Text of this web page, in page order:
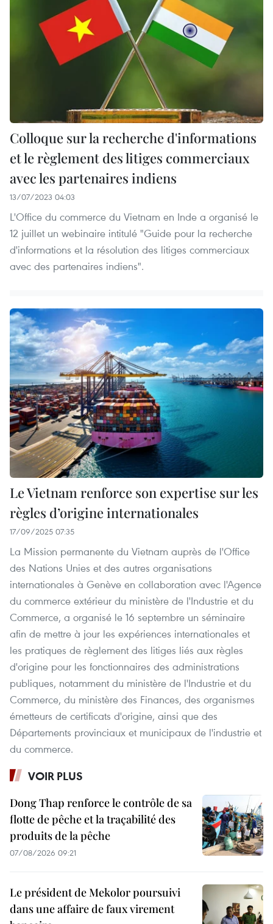
Colloque sur la recherche d'informations
et le règlement des litiges commerciaux
avec les partenaires indiens
13/07/2023 04:03
L'Office du commerce du Vietnam en Inde a organisé le
12 juillet un webinaire intitulé "Guide pour la recherche
d'informations et la résolution des litiges commerciaux
avec des partenaires indiens".
Le Vietnam renforce son expertise sur les
règles d’origine internationales
17/09/2025 07:35
La Mission permanente du Vietnam auprès de l'Office
des Nations Unies et des autres organisations
internationales à Genève en collaboration avec l'Agence
du commerce extérieur du ministère de l'Industrie et du
Commerce, a organisé le 16 septembre un séminaire
afin de mettre à jour les expériences internationales et
les pratiques de règlement des litiges liés aux règles
d'origine pour les fonctionnaires des administrations
publiques, notamment du ministère de l'Industrie et du
Commerce, du ministère des Finances, des organismes
émetteurs de certificats d'origine, ainsi que des
Départements provinciaux et municipaux de l'industrie et
du commerce.
VOIR PLUS
Dong Thap renforce le contrôle de sa
flotte de pêche et la traçabilité des
produits de la pêche
07/08/2026 09:21
Le président de Mekolor poursuivi
dans une affaire de faux virement